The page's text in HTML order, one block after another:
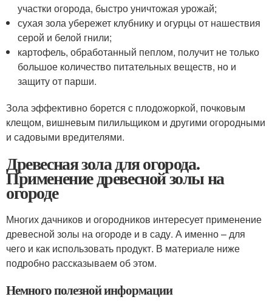
участки огорода, быстро уничтожая урожай;
сухая зола убережет клубнику и огурцы от нашествия
серой и белой гнили;
картофель, обработанный пеплом, получит не только
большое количество питательных веществ, но и
защиту от парши.
Зола эффективно борется с плодожоркой, почковым
клещом, вишневым пилильщиком и другими огородными
и садовыми вредителями.
Древесная зола для огорода.
Применение древесной золы на
огороде
Многих дачников и огородников интересует применение
древесной золы на огороде и в саду. А именно – для
чего и как использовать продукт. В материале ниже
подробно рассказываем об этом.
Немного полезной информации